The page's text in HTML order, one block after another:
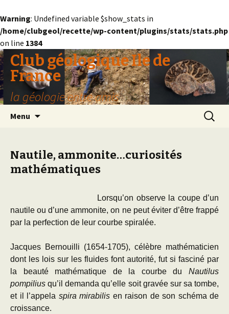
Warning: Undefined variable $show_stats in
/home/clubgeol/recette/wp-content/plugins/stats/stats.php
on line 1384
Club géologique Ile de
France
la géologie entre amis
Menu
Nautile, ammonite…curiosités
mathématiques
Lorsqu’on observe la coupe d’un
nautile ou d’une ammonite, on ne peut éviter d’être frappé
par la perfection de leur courbe spiralée.
Jacques Bernouilli (1654-1705), célèbre mathématicien
dont les lois sur les fluides font autorité, fut si fasciné par
la beauté mathématique de la courbe du Nautilus
pompilius qu’il demanda qu’elle soit gravée sur sa tombe,
et il l’appela spira mirabilis en raison de son schéma de
croissance.